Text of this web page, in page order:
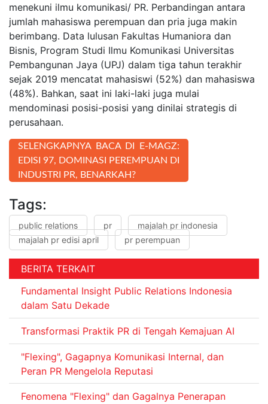
menekuni ilmu komunikasi/ PR. Perbandingan antara
jumlah mahasiswa perempuan dan pria juga makin
berimbang. Data lulusan Fakultas Humaniora dan
Bisnis, Program Studi Ilmu Komunikasi Universitas
Pembangunan Jaya (UPJ) dalam tiga tahun terakhir
sejak 2019 mencatat mahasiswi (52%) dan mahasiswa
(48%). Bahkan, saat ini laki-laki juga mulai
mendominasi posisi-posisi yang dinilai strategis di
perusahaan.
SELENGKAPNYA BACA DI E-MAGZ:
EDISI 97, DOMINASI PEREMPUAN DI
INDUSTRI PR, BENARKAH?
Tags:
public relations pr
majalah pr indonesia
majalah pr edisi april
pr perempuan
BERITA TERKAIT
Fundamental Insight Public Relations Indonesia
dalam Satu Dekade
Transformasi Praktik PR di Tengah Kemajuan AI
"Flexing", Gagapnya Komunikasi Internal, dan
Peran PR Mengelola Reputasi
Fenomena "Flexing" dan Gagalnya Penerapan